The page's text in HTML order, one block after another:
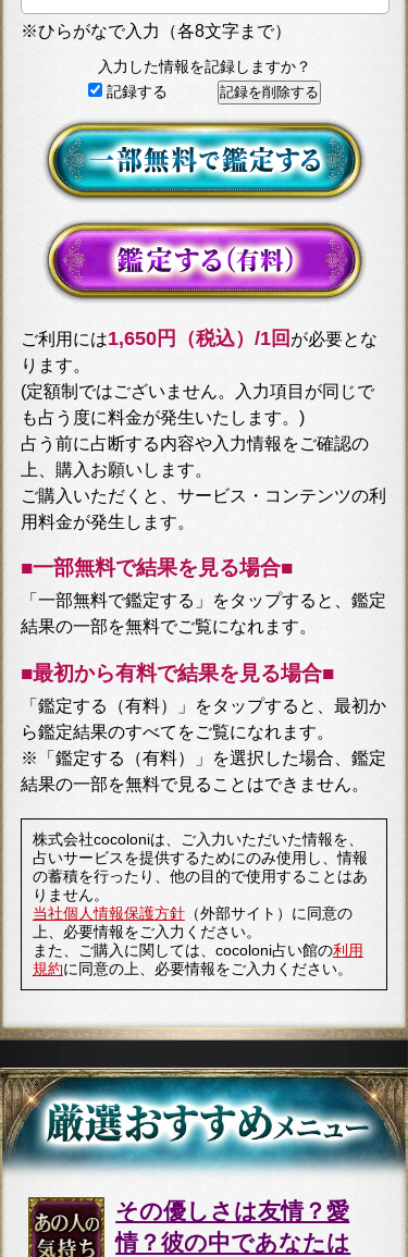
※ひらがなで入力（各8文字まで）
入力した情報を記録しますか？
記録する
ご利用には1,650円（税込）/1回 が必要とな
ります。
(定額制ではございません。入力項目が同じで
も占う度に料金が発生いたします。)
占う前に占断する内容や入力情報をご確認の
上、購入お願いします。
ご購入いただくと、サービス・コンテンツの利
用料金が発生します。
■一部無料で結果を見る場合■
「一部無料で鑑定する」をタップすると、鑑定
結果の一部を無料でご覧になれます。
■最初から有料で結果を見る場合■
「鑑定する（有料）」をタップすると、最初か
ら鑑定結果のすべてをご覧になれます。
※「鑑定する（有料）」を選択した場合、鑑定
結果の一部を無料で見ることはできません。
株式会社cocoloniは、ご入力いただいた情報を、
占いサービスを提供するためにのみ使用し、情報
の蓄積を行ったり、他の目的で使用することはあ
りません。
当社個人情報保護方針（外部サイト）に同意の
上、必要情報をご入力ください。
また、ご購入に関しては、cocoloni占い館の利用
規約に同意の上、必要情報をご入力ください。
その優しさは友情？愛
情？彼の中であなたは